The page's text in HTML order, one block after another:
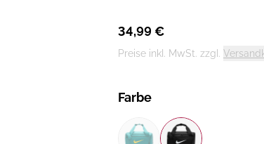
34,99 €
Preise inkl. MwSt. zzgl.
Farbe